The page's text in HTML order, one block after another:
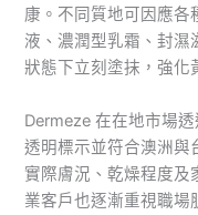
康。不同質地可因應各
液、濃潤型乳霜、封濕
狀態下立刻塗抹，強化
Dermeze 在在地市場
透明標示並符合澳洲與
實際膚況、乾燥程度及
業客戶也逐漸重視職場